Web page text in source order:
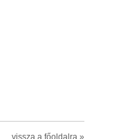
vissza a főoldalra »